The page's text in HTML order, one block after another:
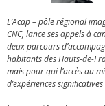
L’Acap – pôle régional
CNC, lance ses appels à
deux parcours
habitants des Hauts-de-
mais pour qui l’accès au
d’expériences